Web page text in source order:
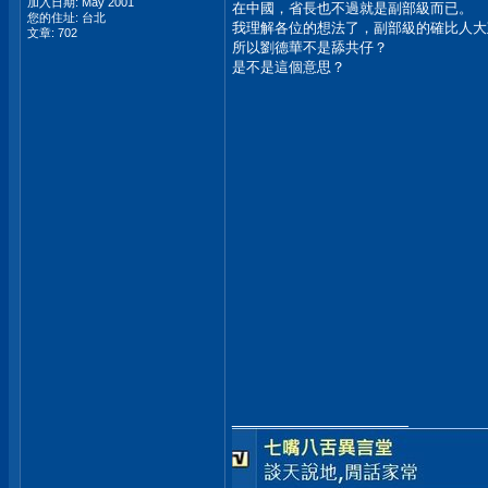
您的住址: 台北
文章: 702
在中國，省長也不過就是副部級而已。
我理解各位的想法了，副部級的確比人大
所以劉德華不是舔共仔？
是不是這個意思？